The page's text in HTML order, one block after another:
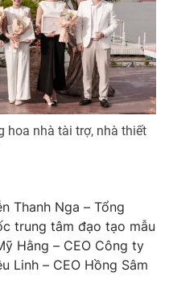
hoa nhà tài trợ, nhà thiết
Thanh Nga – Tổng
trung tâm đạo tạo mẫu
Hằng – CEO Công ty
Linh – CEO Hồng Sâm